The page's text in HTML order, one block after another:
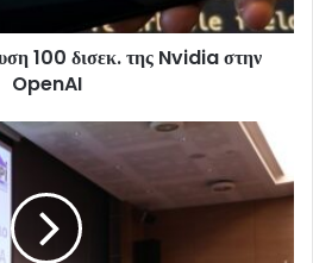
100 δισεκ. της Nvidia στην
OpenAI